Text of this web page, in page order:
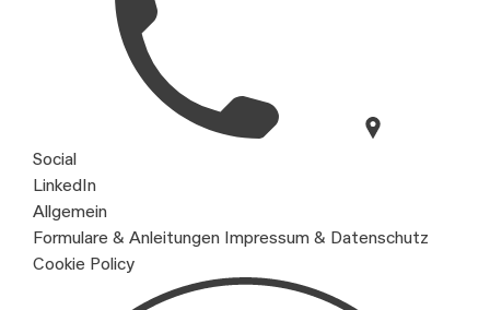
Social
LinkedIn
Allgemein
Formulare & Anleitungen Impressum & Datenschutz
Cookie Policy